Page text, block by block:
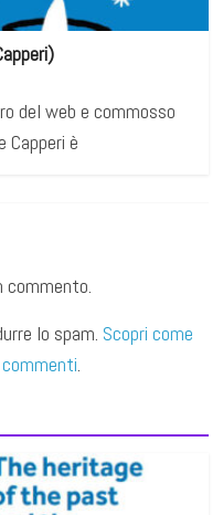
del web e commosso
è
commento.
lo spam. Scopri come
.